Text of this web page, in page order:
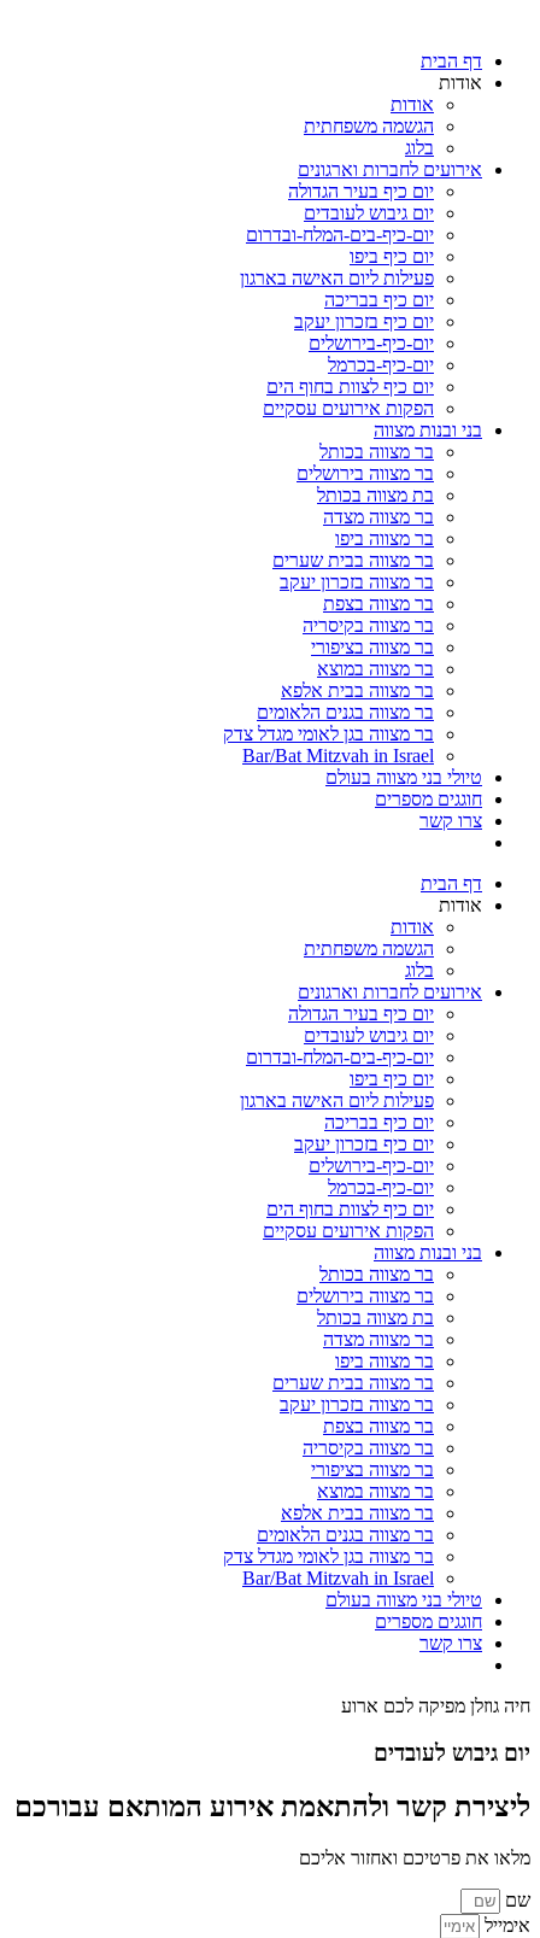
דף הבית
אודות
אודות
הגשמה משפחתית
בלוג
אירועים לחברות וארגונים
יום כיף בעיר הגדולה
יום גיבוש לעובדים
יום-כיף-בים-המלח-ובדרום
יום כיף ביפו
פעילות ליום האישה בארגון
יום כיף בבריכה
יום כיף בזכרון יעקב
יום-כיף-בירושלים
יום-כיף-בכרמל
יום כיף לצוות בחוף הים
הפקות אירועים עסקיים
בני ובנות מצווה
בר מצווה בכותל
בר מצווה בירושלים
בת מצווה בכותל
בר מצווה מצדה
בר מצווה ביפו
בר מצווה בבית שערים
בר מצווה בזכרון יעקב
בר מצווה בצפת
בר מצווה בקיסריה
בר מצווה בציפורי
בר מצווה במוצא
בר מצווה בבית אלפא
בר מצווה בגנים הלאומים
בר מצווה בגן לאומי מגדל צדק
Bar/Bat Mitzvah in Israel
טיולי בני מצווה בעולם
חוגגים מספרים
צרו קשר
דף הבית
אודות
אודות
הגשמה משפחתית
בלוג
אירועים לחברות וארגונים
יום כיף בעיר הגדולה
יום גיבוש לעובדים
יום-כיף-בים-המלח-ובדרום
יום כיף ביפו
פעילות ליום האישה בארגון
יום כיף בבריכה
יום כיף בזכרון יעקב
יום-כיף-בירושלים
יום-כיף-בכרמל
יום כיף לצוות בחוף הים
הפקות אירועים עסקיים
בני ובנות מצווה
בר מצווה בכותל
בר מצווה בירושלים
בת מצווה בכותל
בר מצווה מצדה
בר מצווה ביפו
בר מצווה בבית שערים
בר מצווה בזכרון יעקב
בר מצווה בצפת
בר מצווה בקיסריה
בר מצווה בציפורי
בר מצווה במוצא
בר מצווה בבית אלפא
בר מצווה בגנים הלאומים
בר מצווה בגן לאומי מגדל צדק
Bar/Bat Mitzvah in Israel
טיולי בני מצווה בעולם
חוגגים מספרים
צרו קשר
חיה גוזלן מפיקה לכם ארוע
יום גיבוש לעובדים
ליצירת קשר ולהתאמת אירוע המותאם עבורכם
מלאו את פרטיכם ואחזור אליכם
שם
אימייל